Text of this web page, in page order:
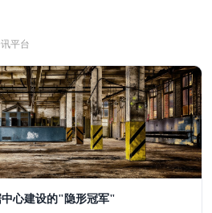
平台
心建设的"隐形冠军"